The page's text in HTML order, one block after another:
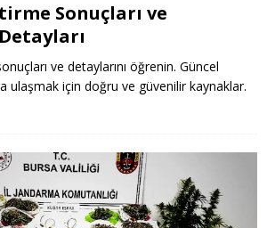
Sonuçları ve
ve detaylarını öğrenin. Güncel
ulaşmak için doğru ve güvenilir kaynaklar.